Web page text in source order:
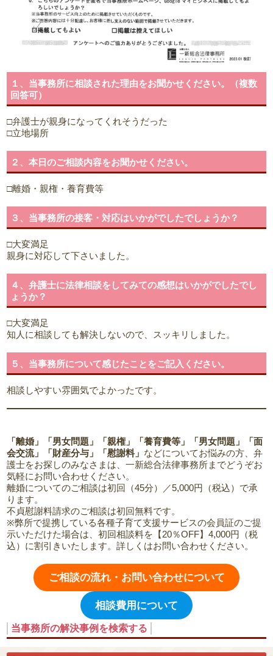
１、当事務所に相談された理由をお聞かせください。（複数
回答可）
□弁護士が親身になってくれそうだった
□立地場所
２、本日のご相談内容をお聞かせください。
□離婚・親権・養育費等
３、当事務所の接客・対応はいかがでしたでしょうか？
□大変満足
親身に対応して下さいました。
４、弁護士に法律相談をしてみての感想はいかがでしたでし
ょうか？
□大変満足
知人に相談しても解決しないので、スッキリしました。
５、当事務所について感じたことをご記入ください。
相談しやすい雰囲気でよかったです。
「離婚」「男女問題」「親権」「養育費等」「男女問題」「面
会交流」「財産分与」「慰謝料」 などについてお悩みの方、弁
護士をお探しのみなさまは、一新総合法律事務所までどうぞお
気軽にお問い合わせください。
離婚についてのご相談は初回（45分）／5,000円（税込）で承
ります。
不貞慰謝料請求のご相談は初回無料です。
※弊所で提携している各種子育て支援サービスの会員証のご提
示いただけた場合は、初回相談料を【20％OFF】4,000円（税
込）に割引きいたします。詳しくはお問い合わせください。
ご相談の流れ・お問い合わせについて
相談費用について
当事務所の解決事例を検索する